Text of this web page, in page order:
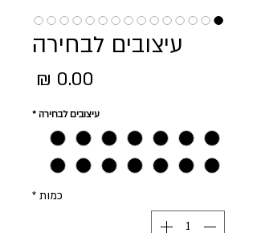
עיצובים לבחירה
עיצובים לבחירה *
כמות *